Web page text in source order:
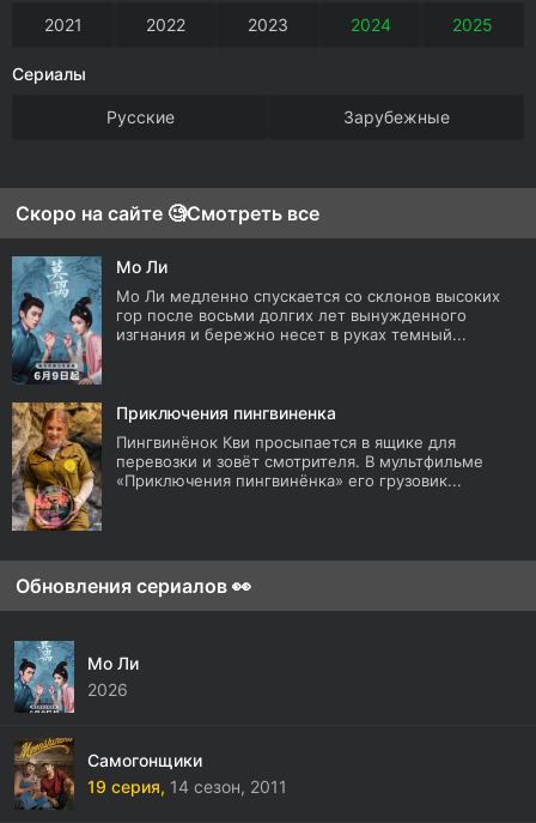
2021 2022 2023 2024 2025
Сериалы
Русские Зарубежные
Скоро на сайте 🧐Смотреть все
Мо Ли
Мо Ли медленно спускается со склонов высоких
гор после восьми долгих лет вынужденного
изгнания и бережно несет в руках темный...
Приключения пингвиненка
Пингвинёнок Кви просыпается в ящике для
перевозки и зовёт смотрителя. В мультфильме
«Приключения пингвинёнка» его грузовик...
Обновления сериалов 👀
Мо Ли
2026
Самогонщики
19 серия, 14 сезон, 2011